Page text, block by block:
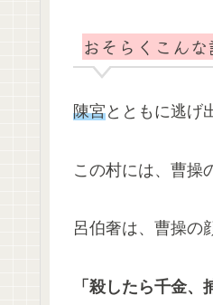
おそらくこん
陳宮とともに逃げ
この村には、曹操
呂伯奢は、曹操の
「殺したら千金、